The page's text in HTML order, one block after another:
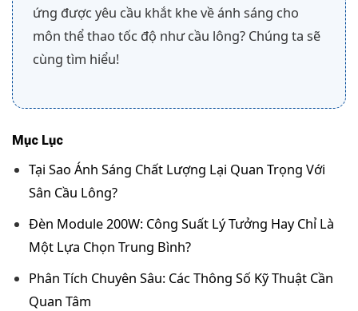
ứng được yêu cầu khắt khe về ánh sáng cho
môn thể thao tốc độ như cầu lông? Chúng ta sẽ
cùng tìm hiểu!
Mục Lục
Tại Sao Ánh Sáng Chất Lượng Lại Quan Trọng Với
Sân Cầu Lông?
Đèn Module 200W: Công Suất Lý Tưởng Hay Chỉ Là
Một Lựa Chọn Trung Bình?
Phân Tích Chuyên Sâu: Các Thông Số Kỹ Thuật Cần
Quan Tâm